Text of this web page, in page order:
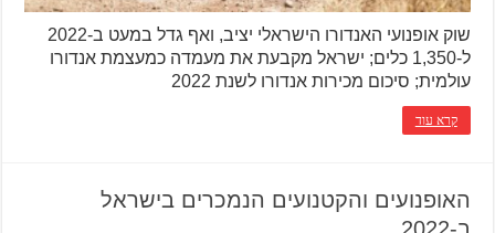
שוק אופנועי האנדורו הישראלי יציב, ואף גדל במעט ב-2022
ל-1,350 כלים; ישראל מקבעת את מעמדה כמעצמת אנדורו
עולמית; סיכום מכירות אנדורו לשנת 2022
קרא עוד
האופנועים והקטנועים הנמכרים בישראל